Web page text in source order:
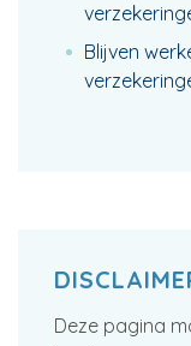
Blijven
Deze pagina